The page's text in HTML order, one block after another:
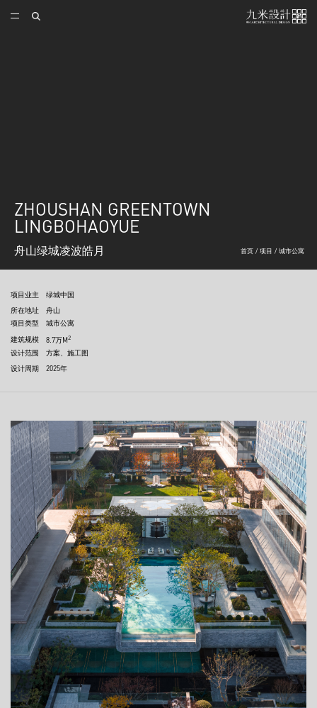
ZHOUSHAN GREENTOWN
LINGBOHAOYUE
舟山绿城凌波皓月 首页 / 项目 / 城市公寓
项目业主
绿城中国
所在地址
舟山
项目类型
城市公寓
建筑规模
8.7万M2
设计范围
方案、施工图
设计周期
2025年